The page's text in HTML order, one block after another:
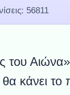
56811
Αιώνα»
κάνει